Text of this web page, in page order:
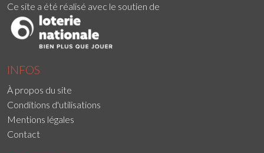
Ce site a été réalisé avec le soutien de
INFOS
À propos du site
Conditions d'utilisations
Mentions légales
Contact